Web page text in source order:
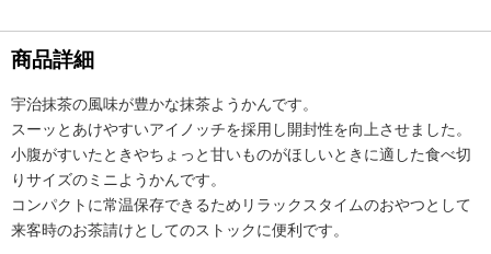
商品詳細
宇治抹茶の風味が豊かな抹茶ようかんです。
スーッとあけやすいアイノッチを採用し開封性を向上させました。
小腹がすいたときやちょっと甘いものがほしいときに適した食べ切
りサイズのミニようかんです。
コンパクトに常温保存できるためリラックスタイムのおやつとして
来客時のお茶請けとしてのストックに便利です。